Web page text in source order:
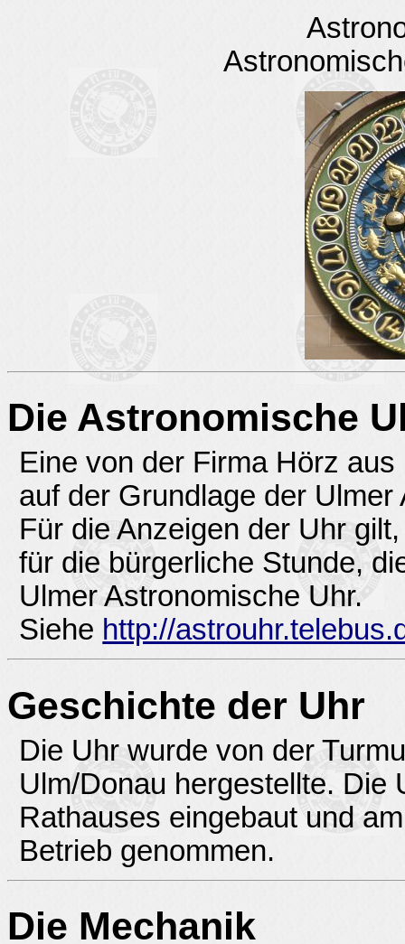
Die Astronomische
Eine von der Firma Hörz
auf der Grundlage der
Für die Anzeigen der Uhr
für die bürgerliche Stunde,
Ulmer Astronomische Uhr.
Siehe http://
Geschichte der Uhr
Die Uhr wurde von der
Ulm/Donau hergestellte. Die
Rathauses eingebaut und
Betrieb genommen.
Die Mechanik